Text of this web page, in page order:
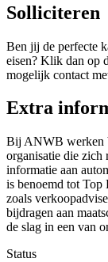
Solliciteren
Ben jij de perfecte
eisen? Klik dan op
mogelijk contact
Extra
Bij ANWB werken
organisatie die zich
informatie aan
is benoemd tot Top
zoals
bijdragen aan
de slag in een van
Status